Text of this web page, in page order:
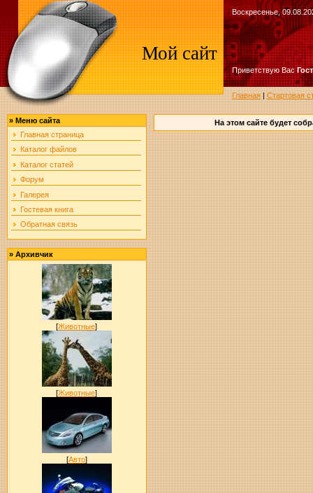
Мой сайт
Воскресенье,
Приветствую Вас
Главная|Стартовая
» Меню сайта
Главная страница
Каталог файлов
Каталог статей
Форум
Галерея
Гостевая книга
Обратная связь
» Архивчик
[Животные]
[Животные]
[Авто]
На этом сайте будет